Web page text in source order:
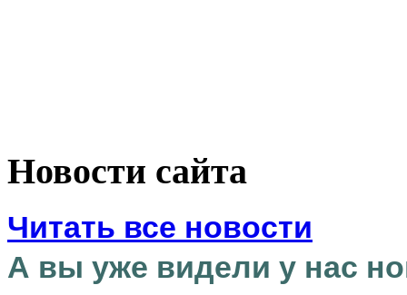
Новости сайта
Читать все новости
А вы уже видели у нас